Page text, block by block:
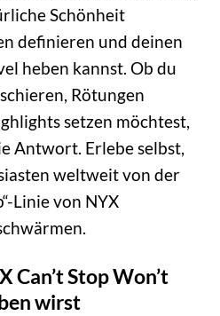
Schönheit
definieren und deinen
heben kannst. Ob du
Rötungen
setzen möchtest,
Antwort. Erlebe selbst,
weltweit von der
Linie von NYX
Can’t Stop Won’t
wirst